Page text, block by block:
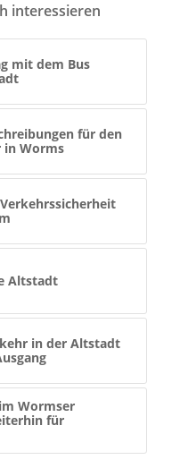
interessieren
mit dem Bus
für den
in Worms
Altstadt
in der Altstadt
Wormser
für